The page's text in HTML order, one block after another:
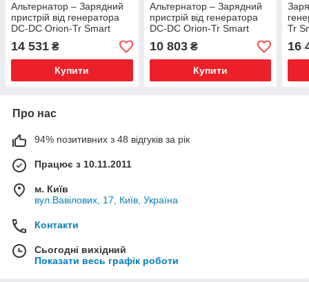
Альтернатор – Зарядний
пристрій від генератора
DC-DC Orion-Tr Smart
12/24V-15A ORI122436140
Victron Energy
14 531 ₴
Купити
Альтернатор – Зарядний
пристрій від генератора
DC-DC Orion-Tr Smart
12/12-18A (220W) Isolated
ORI121222120
10 803₴
Купити
Tr
16
Про нас
94% позитивних з 48 відгуків за рік
Працює з 10.11.2011
м. Київ
вул.Вавілових, 17, Київ, Україна
Контакти
Сьогодні вихідний
Показати весь графік роботи